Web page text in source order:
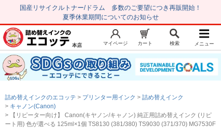
国産リサイクルトナー/ドラム 多数のご要望につき再販開始！
夏季休業期間についてのお知らせ
新規会員登録 マイページ
トップページ お気に入り
注文履歴 レビュー履歴
はじめての方へ
本店 マイページ カート 検索 メニュー
詰め替えインクのエコッテ プリンター用インク
詰め替えインク
キャノン(Canon)
【リピーター向け】 Canon(キヤノン/キャノン) 純正用詰め替えインク (リピ
ート用) 色が選べる 125ml×1個 TS8130 (381/380) TS9030 (371/370) MG7530F